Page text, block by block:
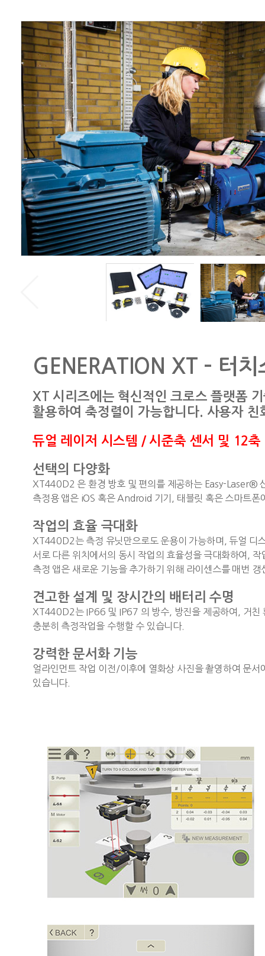
GENERATION XT – 터
XT 시리즈에는 혁신적인 크로스 플랫폼
활용하여 축정렬이 가능합니다. 사용자 친
듀얼 레이저 시스템 / 시준축 센서 및 12축
선택의 다양화
XT440D2 은 환경 방호 및 편의를 제공하는 Easy-Laser®
측정용 앱은 iOS 혹은 Android 기기, 태블릿 혹은 스마트폰
작업의 효율 극대화
XT440D2는 측정 유닛만으로도 운용이 가능하며, 듀얼 디
서로 다른 위치에서의 동시 작업의 효율성을 극대화하여,
측정 앱은 새로운 기능을 추가하기 위해 라이센스를 매번
견고한 설계 및 장시간의 배터리 수명
XT440D2는 IP66 및 IP67 의 방수, 방진을 제공하여, 거친
충분히 측정작업을 수행할 수 있습니다.
강력한 문서화 기능
얼라인먼트 작업 이전/이후에 열화상 사진을 촬영하여 문
있습니다.